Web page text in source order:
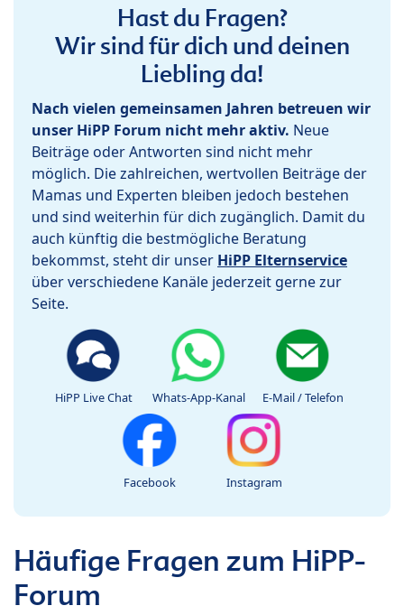
Hast du Fragen?
Wir sind für dich und deinen
Liebling da!
Nach vielen gemeinsamen Jahren betreuen wir
unser HiPP Forum nicht mehr aktiv. Neue
Beiträge oder Antworten sind nicht mehr
möglich. Die zahlreichen, wertvollen Beiträge der
Mamas und Experten bleiben jedoch bestehen
und sind weiterhin für dich zugänglich. Damit du
auch künftig die bestmögliche Beratung
bekommst, steht dir unser HiPP Elternservice
über verschiedene Kanäle jederzeit gerne zur
Seite.
HiPP Live Chat Whats-App-Kanal E-Mail / Telefon
Facebook Instagram
Häufige Fragen zum HiPP-
Forum